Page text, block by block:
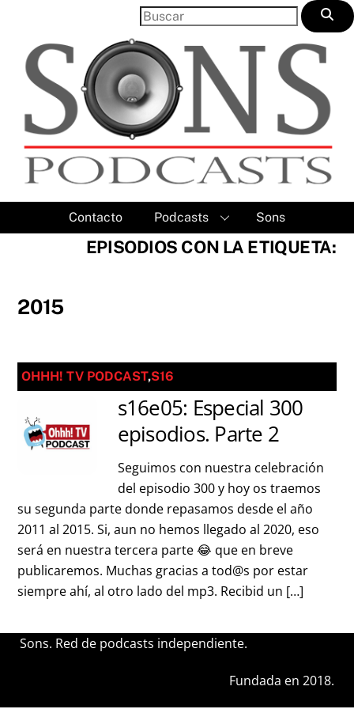
content
Contacto Podcasts Sons
EPISODIOS CON LA ETIQUETA:
2015
OHHH! TV PODCAST,S16
s16e05: Especial 300
episodios. Parte 2
Seguimos con nuestra celebración
del episodio 300 y hoy os traemos
su segunda parte donde repasamos desde el año
2011 al 2015. Si, aun no hemos llegado al 2020, eso
será en nuestra tercera parte 😂 que en breve
publicaremos. Muchas gracias a tod@s por estar
siempre ahí, al otro lado del mp3. Recibid un […]
Sons. Red de podcasts independiente.
Fundada en 2018.